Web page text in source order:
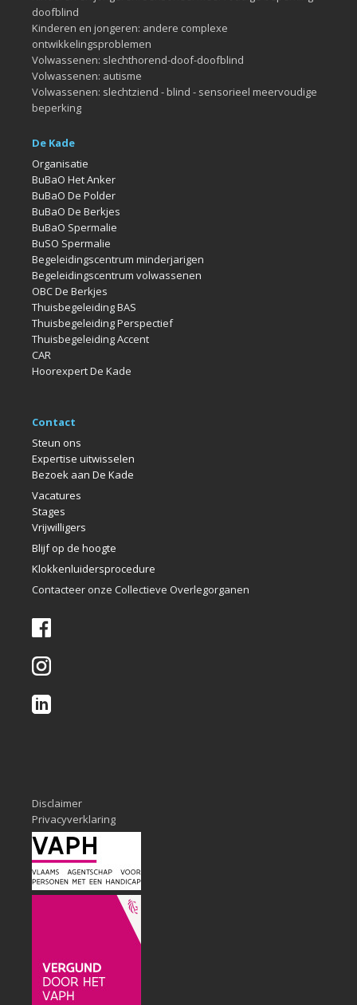
doofblind
Kinderen en jongeren: andere complexe
ontwikkelingsproblemen
Volwassenen: slechthorend-doof-doofblind
Volwassenen: autisme
Volwassenen: slechtziend - blind - sensorieel meervoudige
beperking
De Kade
Organisatie
BuBaO Het Anker
BuBaO De Polder
BuBaO De Berkjes
BuBaO Spermalie
BuSO Spermalie
Begeleidingscentrum minderjarigen
Begeleidingscentrum volwassenen
OBC De Berkjes
Thuisbegeleiding BAS
Thuisbegeleiding Perspectief
Thuisbegeleiding Accent
CAR
Hoorexpert De Kade
Contact
Steun ons
Expertise uitwisselen
Bezoek aan De Kade
Vacatures
Stages
Vrijwilligers
Blijf op de hoogte
Klokkenluidersprocedure
Contacteer onze Collectieve Overlegorganen
Disclaimer
Privacyverklaring